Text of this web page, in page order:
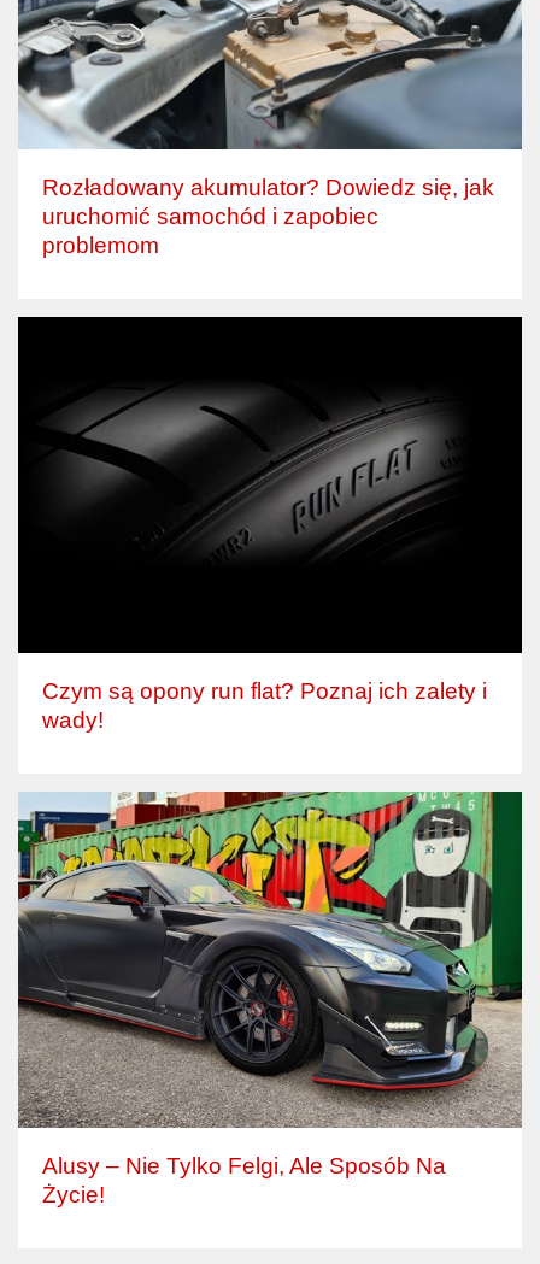
Rozładowany akumulator? Dowiedz się, jak
uruchomić samochód i zapobiec
problemom
Czym są opony run flat? Poznaj ich zalety i
wady!
Alusy – Nie Tylko Felgi, Ale Sposób Na
Życie!